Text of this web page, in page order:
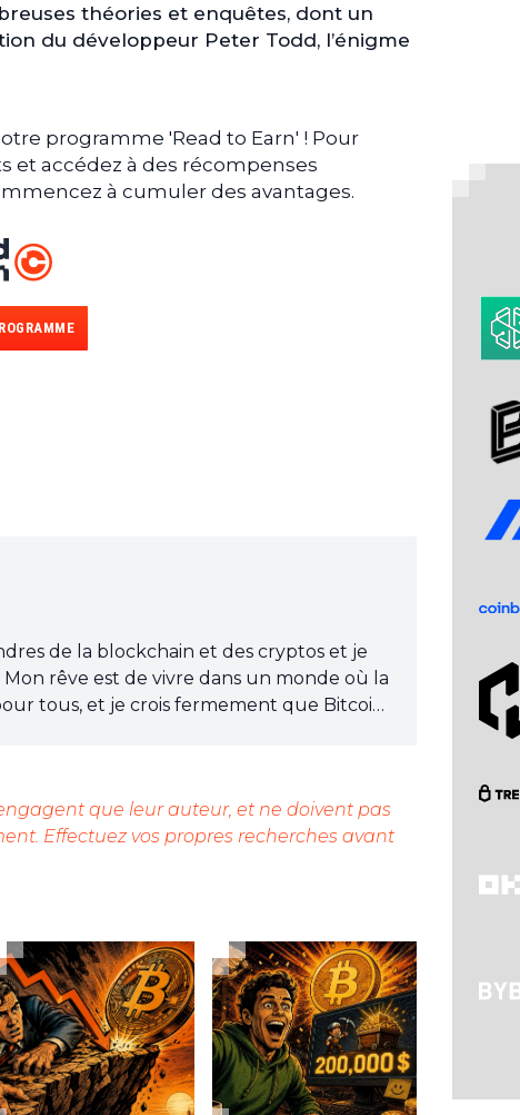
théories et enquêtes, dont un
du développeur Peter Todd, l’énigme
programme 'Read to Earn' ! Pour
et accédez à des récompenses
à cumuler des avantages.
de la blockchain et des cryptos et je
rêve est de vivre dans un monde où la
tous, et je crois fermement que Bitcoin
que leur auteur, et ne doivent pas
Effectuez vos propres recherches avant